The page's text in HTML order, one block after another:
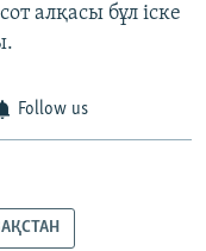
алқасы бұл іске
Follow us